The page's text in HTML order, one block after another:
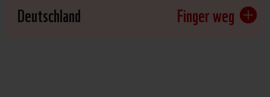
Deutschland
Finger weg